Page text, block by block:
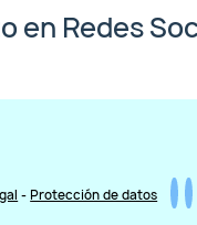
en Redes
- Protección de datos